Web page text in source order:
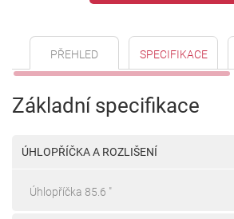
PŘEHLED SPECIFIKACE
Základní specifikace
ÚHLOPŘÍČKA A ROZLIŠENÍ
Úhlopříčka 85.6 "